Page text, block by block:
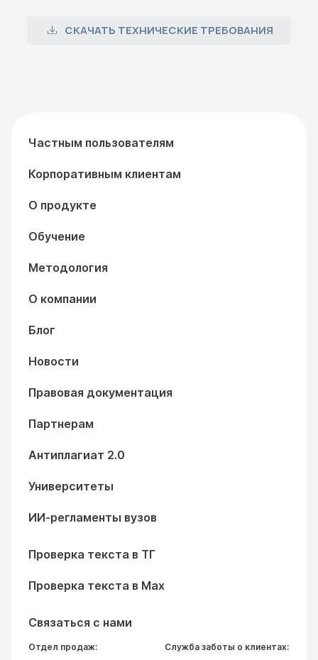
СКАЧАТЬ ТЕХНИЧЕСКИЕ ТРЕБОВАНИЯ
Частным пользователям
Корпоративным клиентам
О продукте
Обучение
Методология
О компании
Блог
Новости
Правовая документация
Партнерам
Антиплагиат 2.0
Университеты
ИИ-регламенты вузов
Проверка текста в ТГ
Проверка текста в Max
Связаться с нами
Отдел продаж: Служба заботы о клиентах: